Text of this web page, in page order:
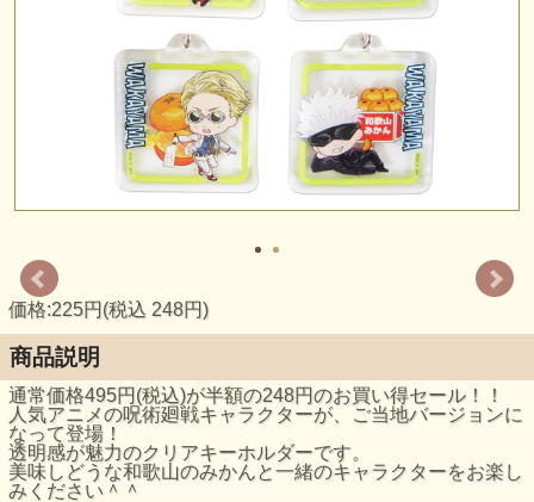
価格:225円(税込 248円)
商品説明
通常価格495円(税込)が半額の248円のお買い得セール！！
人気アニメの呪術廻戦キャラクターが、ご当地バージョンに
なって登場！
透明感が魅力のクリアキーホルダーです。
美味しどうな和歌山のみかんと一緒のキャラクターをお楽し
みください＾＾